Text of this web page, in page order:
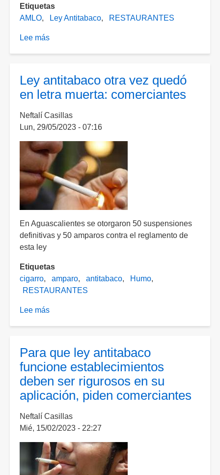
Etiquetas
AMLO
Ley Antitabaco RESTAURANTES
Lee más
órdenes
antitabaco
López
Obrador
Ley antitabaco otra vez quedó
en letra muerta: comerciantes
Neftalí Casillas
Lun, 29/05/2023 - 07:16
En Aguascalientes se otorgaron 50 suspensiones
definitivas y 50 amparos contra el reglamento de
esta ley
Etiquetas
cigarro
amparo antitabaco
Humo
RESTAURANTES
Lee más
vez
quedó
en
letra
comerciantes
Para que ley antitabaco
funcione establecimientos
deben ser rigurosos en su
aplicación, piden comerciantes
Neftalí Casillas
Mié, 15/02/2023 - 22:27